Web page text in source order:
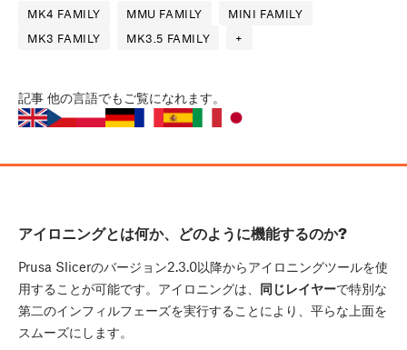
MK4 FAMILY MMU FAMILY
MINI FAMILY
MK3 FAMILY
MK3.5 FAMILY +
記事 他の言語でもご覧になれます。
アイロニングとは何か、どのように機能するのか?
Prusa Slicerのバージョン2.3.0以降からアイロニングツールを使
用することが可能です。アイロニングは、 同じレイヤーで特別な
第二のインフィルフェーズを実行することにより、平らな上面を
スムーズにします。